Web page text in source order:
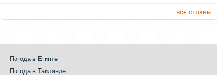
все страны
Погода в Египте
Погода в Таиланде